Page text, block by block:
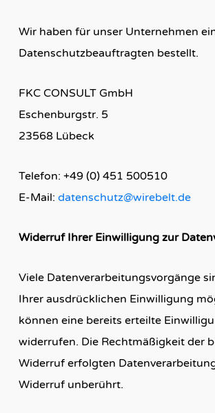
Wir haben für unser Unternehmen
Datenschutzbeauftragten bestellt.
FKC CONSULT GmbH
Eschenburgstr. 5
23568 Lübeck
Telefon: +49 (0) 451 500510
E-Mail: datenschutz@wirebelt.de
Widerruf Ihrer Einwilligung zur
Viele Datenverarbeitungsvorgänge
Ihrer ausdrücklichen Einwilligung
können eine bereits erteilte
widerrufen. Die Rechtmäßigkeit der
Widerruf erfolgten
Widerruf unberührt.